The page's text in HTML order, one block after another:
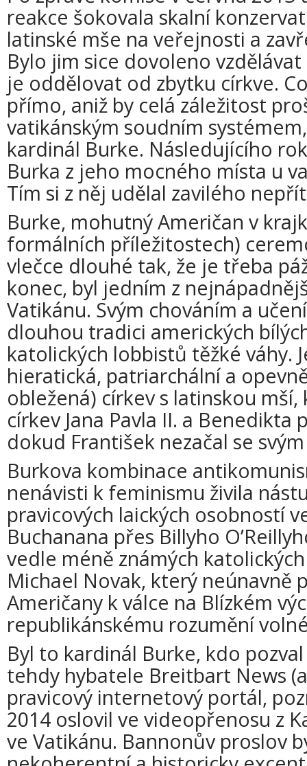
reakce šokovala skalní
latinské mše na veřejnosti a
Bylo jim sice dovoleno
je oddělovat od zbytku církve.
přímo, aniž by celá záležitost
vatikánským soudním
kardinál Burke. Následujícího
Burka z jeho mocného místa u
Tím si z něj udělal zavilého
Burke, mohutný Američan v
formálních příležitostech)
vlečce dlouhé tak, že je třeba
konec, byl jedním z
Vatikánu. Svým chováním a
dlouhou tradici amerických
katolických lobbistů těžké váhy.
hieratická, patriarchální a
obležená) církev s latinskou mší,
církev Jana Pavla II. a Benedikta
dokud František nezačal se
Burkova kombinace
nenávisti k feminismu živila
pravicových laických osobností
Buchanana přes Billyho
vedle méně známých
Michael Novak, který neúnavně
Američany k válce na Blízkém
republikánskému rozumění
Byl to kardinál Burke, kdo
tehdy hybatele Breitbart News
pravicový internetový portál,
2014 oslovil ve videopřenosu z
ve Vatikánu. Bannonův proslov